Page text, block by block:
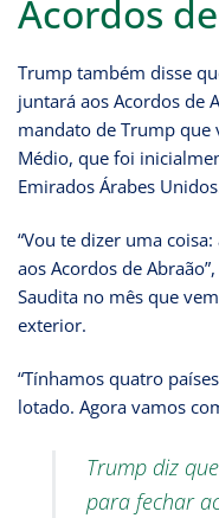
Acordos
Trump também disse
juntará aos Acordos de
mandato de Trump
Médio, que foi
Emirados Árabes
“Vou te dizer uma
aos Acordos de
Saudita no mês que
exterior.
“Tínhamos quatro
lotado. Agora vamos
Trump diz
para fechar